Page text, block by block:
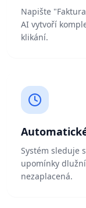
Napište
AI vytvoří
klikání.
Systém sleduje
upomínky
nezaplacená.